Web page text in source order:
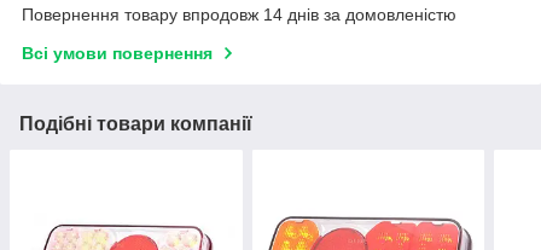
Повернення товару впродовж 14 днів за домовленістю
Всі умови повернення
Подібні товари компанії